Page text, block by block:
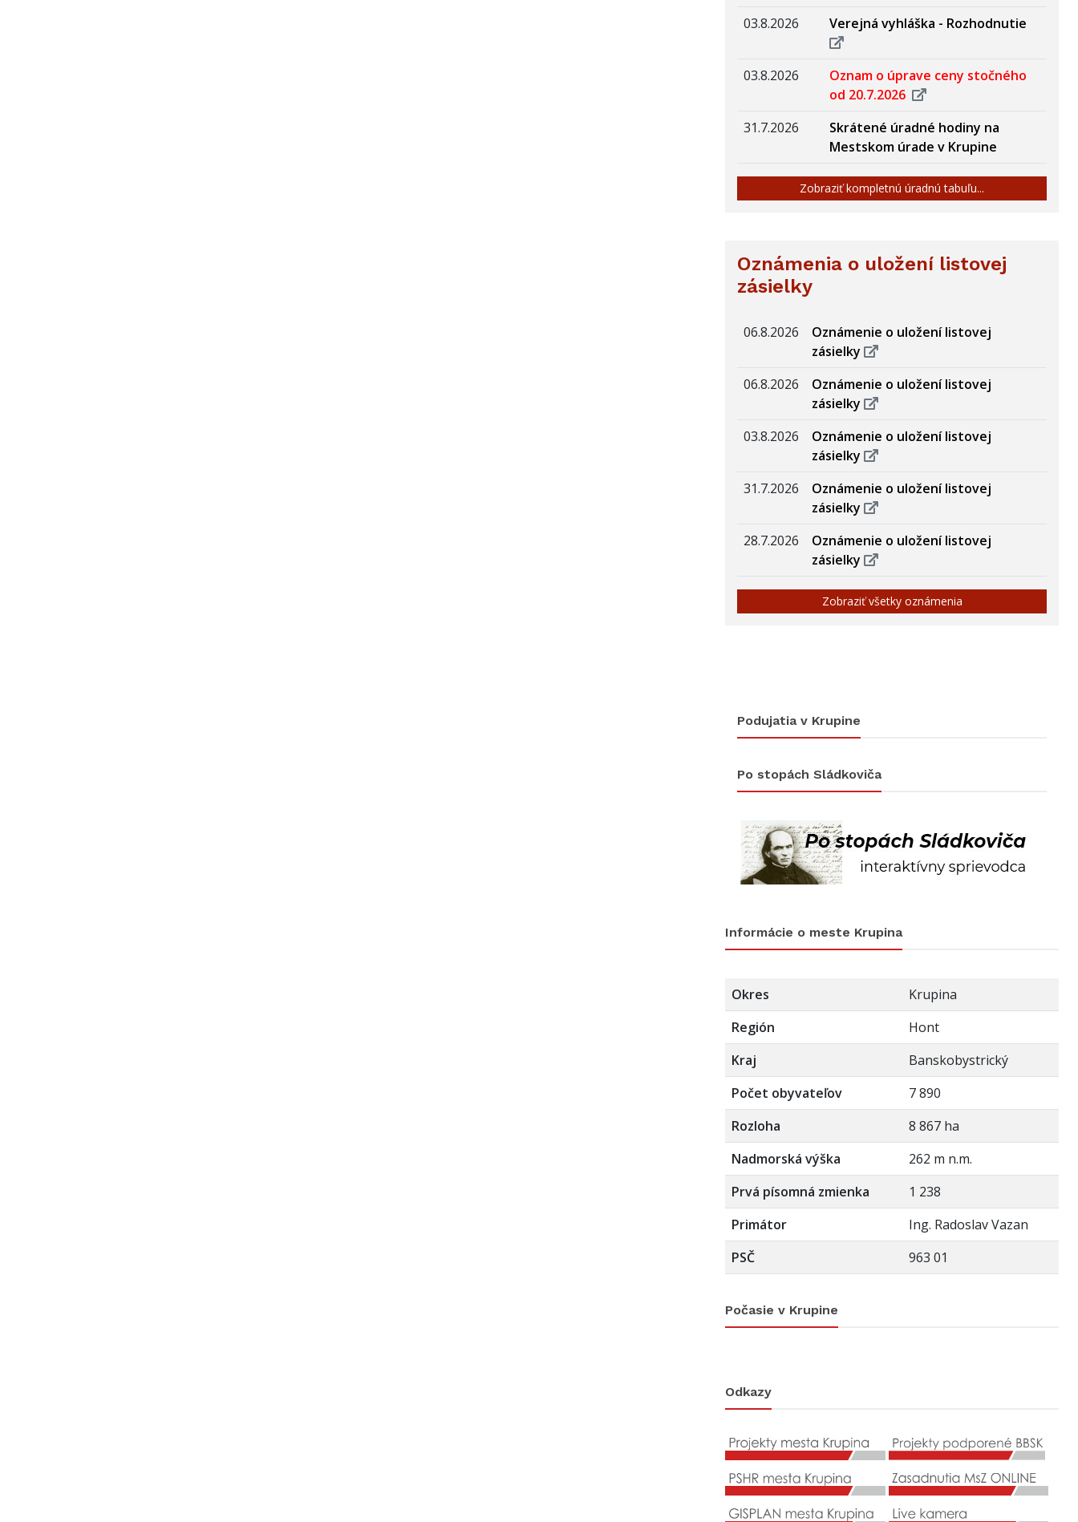
03.8.2026
Verejná vyhláška - Rozhodnutie
03.8.2026
Oznam o úprave ceny stočného
od 20.7.2026
31.7.2026
Skrátené úradné hodiny na
Mestskom úrade v Krupine
Zobraziť kompletnú úradnú tabuľu...
Oznámenia o uložení listovej
zásielky
06.8.2026
Oznámenie o uložení listovej
zásielky
06.8.2026
Oznámenie o uložení listovej
zásielky
03.8.2026
Oznámenie o uložení listovej
zásielky
31.7.2026
Oznámenie o uložení listovej
zásielky
28.7.2026
Oznámenie o uložení listovej
zásielky
Zobraziť všetky oznámenia
Podujatia v Krupine
Po stopách Sládkoviča
Informácie o meste Krupina
Okres
Krupina
Región
Hont
Kraj
Banskobystrický
Počet obyvateľov
7 890
Rozloha
8 867 ha
Nadmorská výška
262 m n.m.
Prvá písomná zmienka
1 238
Primátor
Ing. Radoslav Vazan
PSČ
963 01
Počasie v Krupine
Odkazy